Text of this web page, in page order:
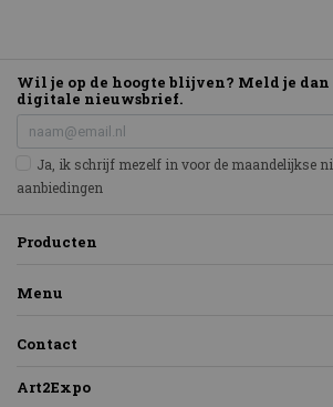
Wil je op de hoogte blijven? Meld je dan
digitale nieuwsbrief.
Ja, ik schrijf mezelf in voor de maandelijkse
aanbiedingen
Producten
Menu
Contact
Art2Expo